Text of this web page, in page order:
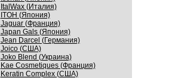
ItalWax (Италия)
ITOH (Япония)
Jaguar (Франция)
Japan Gals (Япония)
Jean Darcel (Германия)
Joico (США)
Joko Blend (Украина)
Kaе Cosmеtiques (Франция)
Keratin Complex (США)